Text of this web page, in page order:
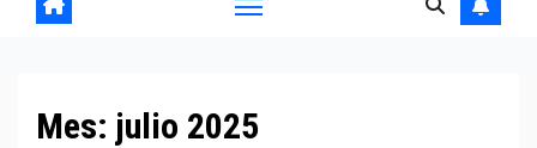
Mes: julio 2025